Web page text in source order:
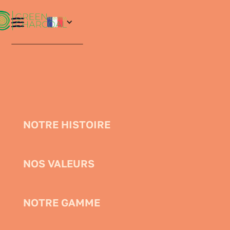
NOTRE HISTOIRE
NOS VALEURS
NOTRE GAMME